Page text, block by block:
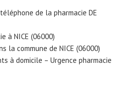
de la pharmacie DE
à NICE (06000)
la commune de NICE (06000)
à domicile – Urgence pharmacie